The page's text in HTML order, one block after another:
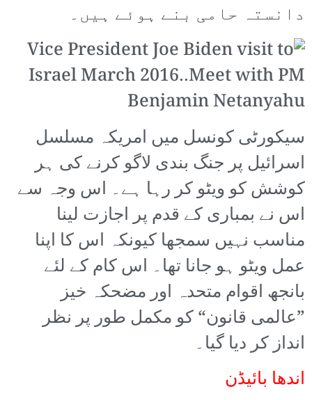
دانستہ حامی بنے ہوئے ہیں۔
سیکورٹی کونسل میں امریکہ مسلسل
اسرائیل پر جنگ بندی لاگو کرنے کی ہر
کوشش کو ویٹو کر رہا ہے۔ اس وجہ سے
اس نے بمباری کے قدم پر اجازت لینا
مناسب نہیں سمجھا کیونکہ اس کا اپنا
عمل ویٹو ہو جانا تھا۔ اس کام کے لئے
بانجھ اقوام متحدہ اور مضحکہ خیز
”عالمی قانون“ کو مکمل طور پر نظر
انداز کر دیا گیا۔
اندھا بائیڈن